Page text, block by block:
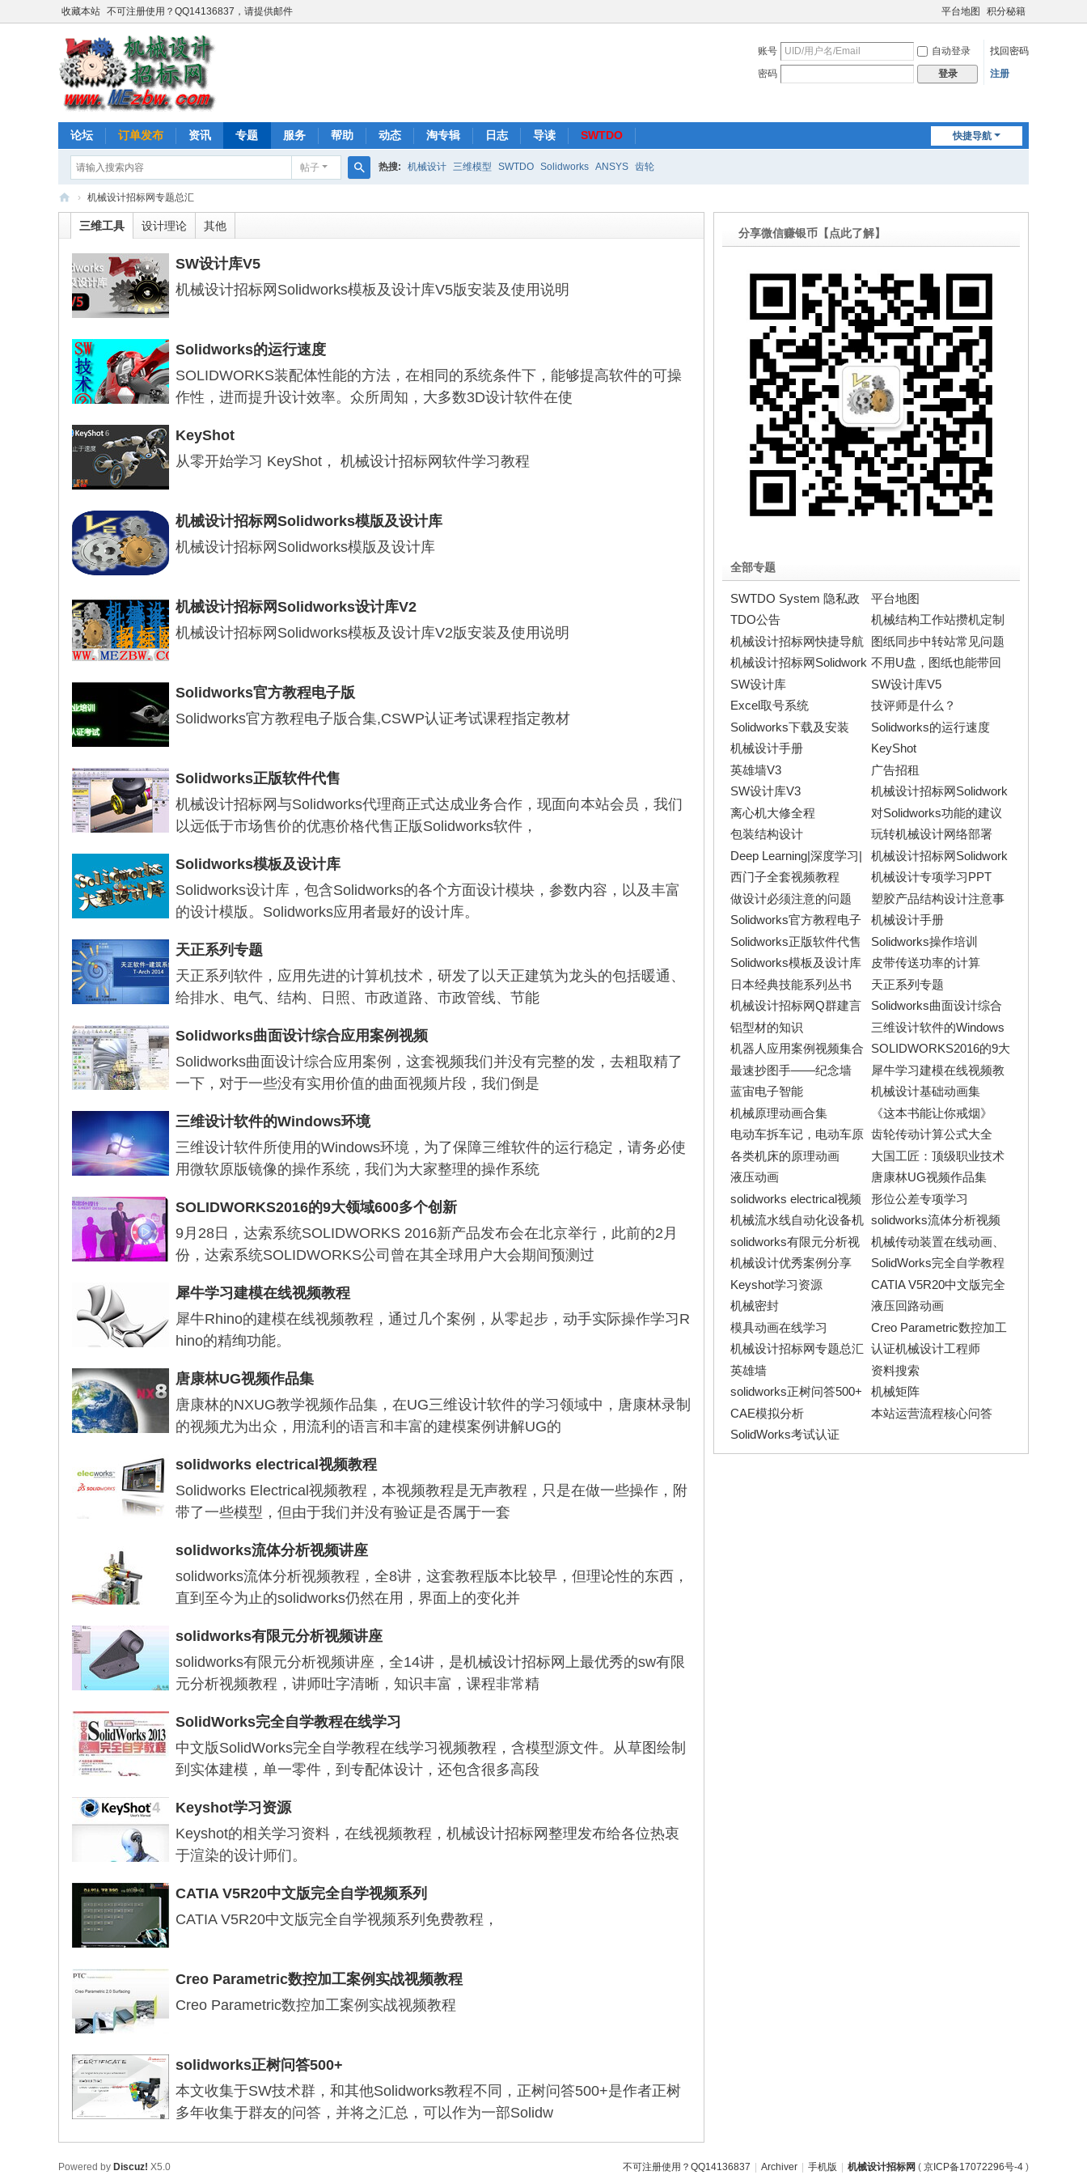
收藏本站 不可注册使用？QQ14136837，请提供邮件 平台地图 积分秘籍
账号 自动登录
找回密码
密码
登录 注册
快捷导航
论坛 订单发布 资讯 专题 服务 帮助 动态 淘专辑 日志 导读 SWTDO
帖子
索
热搜: 机械设计 三维模型 SWTDO Solidworks ANSYS 齿轮
› 机械设计招标网专题总汇
三维工具 设计理论 其他
SW设计库V5
机械设计招标网Solidworks模板及设计库V5版安装及使用说明
Solidworks的运行速度
SOLIDWORKS装配体性能的方法，在相同的系统条件下，能够提高软件的可操
作性，进而提升设计效率。众所周知，大多数3D设计软件在使
KeyShot
从零开始学习 KeyShot， 机械设计招标网软件学习教程
机械设计招标网Solidworks模版及设计库
机械设计招标网Solidworks模版及设计库
机械设计招标网Solidworks设计库V2
机械设计招标网Solidworks模板及设计库V2版安装及使用说明
Solidworks官方教程电子版
Solidworks官方教程电子版合集,CSWP认证考试课程指定教材
Solidworks正版软件代售
机械设计招标网与Solidworks代理商正式达成业务合作，现面向本站会员，我们
以远低于市场售价的优惠价格代售正版Solidworks软件，
Solidworks模板及设计库
Solidworks设计库，包含Solidworks的各个方面设计模块，参数内容，以及丰富
的设计模版。Solidworks应用者最好的设计库。
天正系列专题
天正系列软件，应用先进的计算机技术，研发了以天正建筑为龙头的包括暖通、
给排水、电气、结构、日照、市政道路、市政管线、节能
Solidworks曲面设计综合应用案例视频
Solidworks曲面设计综合应用案例，这套视频我们并没有完整的发，去粗取精了
一下，对于一些没有实用价值的曲面视频片段，我们倒是
三维设计软件的Windows环境
三维设计软件所使用的Windows环境，为了保障三维软件的运行稳定，请务必使
用微软原版镜像的操作系统，我们为大家整理的操作系统
SOLIDWORKS2016的9大领域600多个创新
9月28日，达索系统SOLIDWORKS 2016新产品发布会在北京举行，此前的2月
份，达索系统SOLIDWORKS公司曾在其全球用户大会期间预测过
犀牛学习建模在线视频教程
犀牛Rhino的建模在线视频教程，通过几个案例，从零起步，动手实际操作学习R
hino的精绚功能。
唐康林UG视频作品集
唐康林的NXUG教学视频作品集，在UG三维设计软件的学习领域中，唐康林录制
的视频尤为出众，用流利的语言和丰富的建模案例讲解UG的
solidworks electrical视频教程
Solidworks Electrical视频教程，本视频教程是无声教程，只是在做一些操作，附
带了一些模型，但由于我们并没有验证是否属于一套
solidworks流体分析视频讲座
solidworks流体分析视频教程，全8讲，这套教程版本比较早，但理论性的东西，
直到至今为止的solidworks仍然在用，界面上的变化并
solidworks有限元分析视频讲座
solidworks有限元分析视频讲座，全14讲，是机械设计招标网上最优秀的sw有限
元分析视频教程，讲师吐字清晰，知识丰富，课程非常精
SolidWorks完全自学教程在线学习
中文版SolidWorks完全自学教程在线学习视频教程，含模型源文件。从草图绘制
到实体建模，单一零件，到专配体设计，还包含很多高段
Keyshot学习资源
Keyshot的相关学习资料，在线视频教程，机械设计招标网整理发布给各位热衷
于渲染的设计师们。
CATIA V5R20中文版完全自学视频系列
CATIA V5R20中文版完全自学视频系列免费教程，
Creo Parametric数控加工案例实战视频教程
Creo Parametric数控加工案例实战视频教程
solidworks正树问答500+
本文收集于SW技术群，和其他Solidworks教程不同，正树问答500+是作者正树
多年收集于群友的问答，并将之汇总，可以作为一部Solidw
分享微信赚银币【点此了解】
全部专题
SWTDO System 隐私政
策
平台地图
TDO公告
机械结构工作站攒机定制
机械设计招标网快捷导航
图纸同步中转站常见问题
机械设计招标网Solidwork
s模板及设计库的购
不用U盘，图纸也能带回
家
SW设计库
SW设计库V5
Excel取号系统
技评师是什么？
Solidworks下载及安装
Solidworks的运行速度
机械设计手册
KeyShot
英雄墙V3
广告招租
SW设计库V3
机械设计招标网Solidwork
s模版及设计库
离心机大修全程
对Solidworks功能的建议
包装结构设计
玩转机械设计网络部署
Deep Learning|深度学习|
机器学习
机械设计招标网Solidwork
s设计库V2
西门子全套视频教程
机械设计专项学习PPT
做设计必须注意的问题
塑胶产品结构设计注意事
项
Solidworks官方教程电子
版
机械设计手册
Solidworks正版软件代售
Solidworks操作培训
Solidworks模板及设计库
皮带传送功率的计算
日本经典技能系列丛书
天正系列专题
机械设计招标网Q群建言
Solidworks曲面设计综合
应用案例视频
铝型材的知识
三维设计软件的Windows
环境
机器人应用案例视频集合
SOLIDWORKS2016的9大
领域600多个创新
最速抄图手——纪念墙
犀牛学习建模在线视频教
程
蓝宙电子智能
机械设计基础动画集
机械原理动画合集
《这本书能让你戒烟》
电动车拆车记，电动车原
理，电动车实际拆解
齿轮传动计算公式大全
各类机床的原理动画
大国工匠：顶级职业技术
者
液压动画
唐康林UG视频作品集
solidworks electrical视频
教程
形位公差专项学习
机械流水线自动化设备机
构简明动画
solidworks流体分析视频
讲座
solidworks有限元分析视
频讲座
机械传动装置在线动画、
模型下载
机械设计优秀案例分享
SolidWorks完全自学教程
在线学习
Keyshot学习资源
CATIA V5R20中文版完全
自学视频系列
机械密封
液压回路动画
模具动画在线学习
Creo Parametric数控加工
案例实战视频教程
机械设计招标网专题总汇
认证机械设计工程师
英雄墙
资料搜索
solidworks正树问答500+
机械矩阵
CAE模拟分析
本站运营流程核心问答
SolidWorks考试认证
不可注册使用？QQ14136837 Archiver 手机版 机械设计招标网 ( 京ICP备17072296号-4 )
Powered by Discuz! X5.0